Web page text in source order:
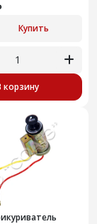
Купить
корзину